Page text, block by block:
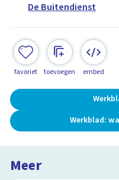
De Buitendienst
favoriet toevoegen embed
Werkblad:
Meer